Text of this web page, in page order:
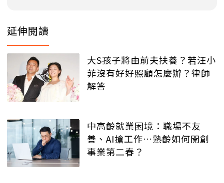
延伸閱讀
大S孩子將由前夫扶養？若汪小
菲沒有好好照顧怎麼辦？律師
解答
中高齡就業困境：職場不友
善、AI搶工作…熟齡如何開創
事業第二春？